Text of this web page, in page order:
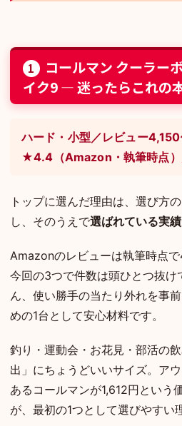
1
コールマン クーラー
イク9 — 迷ったらこれの
ハード・小型／レビュー4,150
★4.4（Amazon・執筆時点）
トップに選んだ理由は、選び方
し、そのうえで選ばれている実績
Amazonのレビューは執筆時点
今回の3つで件数は頭ひとつ抜け
ん、使い勝手の当たり外れを事
めの1台として安心材料です。
釣り・運動会・お花見・部活の
出」にちょうどいいサイズ。ア
あるコールマンが1,612円という
が、最初の1つとして選びやすい